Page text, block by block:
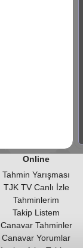
Online
Tahmin Yarışması
TJK TV Canlı İzle
Tahminlerim
Takip Listem
Canavar Tahminler
Canavar Yorumlar